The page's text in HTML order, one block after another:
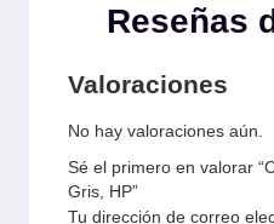
Reseñas
Valoraciones
No hay valoraciones aún.
Sé el primero en valorar
Gris, HP”
Tu dirección de correo